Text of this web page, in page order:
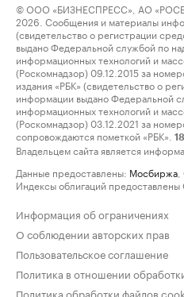
© ООО «БИЗНЕСПРЕСС», АО
2026. Сообщения и материалы
(свидетельство о регистрации
выдано Федеральной службой по
информационных технологий и
(Роскомнадзор) 09.12.2015 за
издания «РБК» (свидетельство о
информации выдано Федеральной
информационных технологий и
(Роскомнадзор) 03.12.2021 за
сопровождаются пометкой «РБК».
Владельцем сайта является
Данные предоставлены: Мосбиржа
Индексы облигаций предоставлены
Информация об ограничениях
О соблюдении авторских прав
Пользовательское соглашение
Политика в отношении
Политика обработки файлов